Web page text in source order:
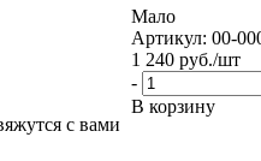
с вами
Мало
Артикул: 00-
1 240 руб./шт
-
В корзину